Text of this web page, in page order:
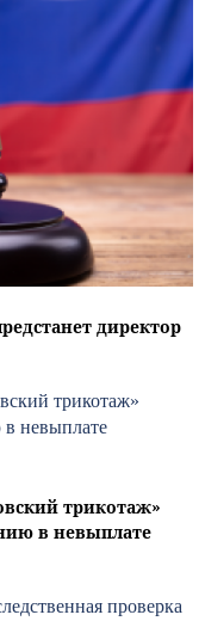
директор
трикотаж»
в невыплате